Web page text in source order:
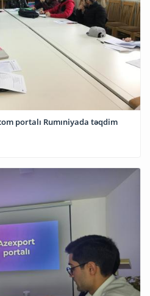
portalı Rumıniyada təqdim